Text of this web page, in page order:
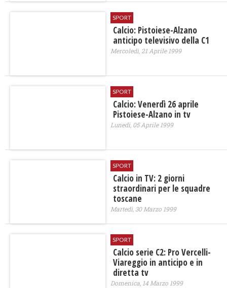
SPORT
Calcio: Pistoiese-Alzano
anticipo televisivo della C1
Mercoledì, 21 Aprile 1999
SPORT
Calcio: Venerdì 26 aprile
Pistoiese-Alzano in tv
Lunedì, 05 Aprile 1999
SPORT
Calcio in TV: 2 giorni
straordinari per le squadre
toscane
Martedì, 30 Marzo 1999
SPORT
Calcio serie C2: Pro Vercelli-
Viareggio in anticipo e in
diretta tv
Domenica, 14 Marzo 1999